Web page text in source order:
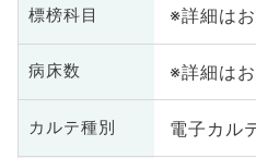
標榜科目 ※詳細は
病床数 ※詳細は
カルテ種別 電子カル